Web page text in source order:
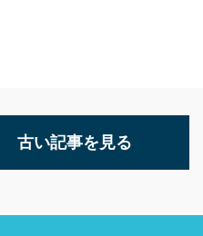
古い記事を見る